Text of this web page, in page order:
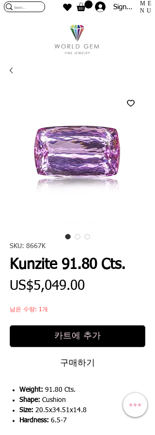
Sign In
ME
NU
SKU: 8667K
Kunzite 91.80 Cts.
US$5,049.00가
남은 수량: 1개
카트에 추가
구매하기
Weight: 91.80 Cts.
Shape: Cushion
Size: 20.5x34.51x14.8
Hardness: 6.5-7